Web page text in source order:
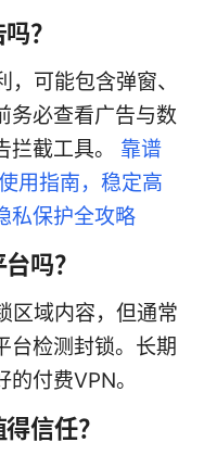
？
可能包含弹窗、
务必查看广告与数
拦截工具。 靠谱
用指南，稳定高
私保护全攻略
吗？
区域内容，但通常
台检测封锁。长期
付费VPN。
信任？